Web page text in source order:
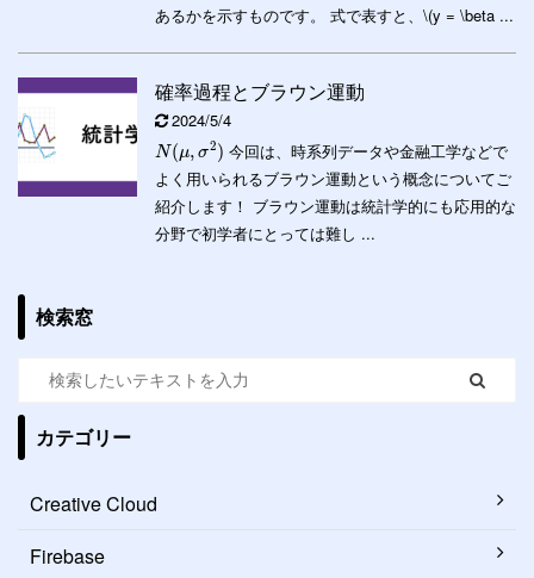
あるかを示すものです。 式で表すと、\(y = \beta ...
確率過程とブラウン運動
2024/5/4
N (μ, σ2) 今回は、時系列データや金融工学などで
よく用いられるブラウン運動という概念についてご
紹介します！ ブラウン運動は統計学的にも応用的な
分野で初学者にとっては難し ...
検索窓
カテゴリー
Creative Cloud
Firebase